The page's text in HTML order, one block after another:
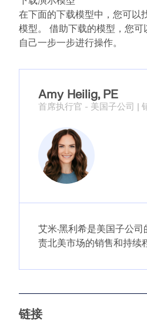
Dlubal 在线服务提供分区地图
速和地震数据。
检查荷载区域
在下面的下载模型中，您可以
模型。 借助下载的模型，您
自己一步一步进行操作。
Amy Heilig, PE
首席执行官 - 美国子公司 |
艾米·黑利希是美国子公
责北美市场的销售和持续
链接